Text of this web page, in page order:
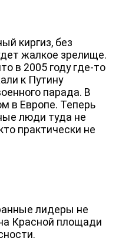
киргиз, без
жалкое зрелище.
в 2005 году где-то
к Путину
парада. В
в Европе. Теперь
люди туда не
практически не
лидеры не
Красной площади